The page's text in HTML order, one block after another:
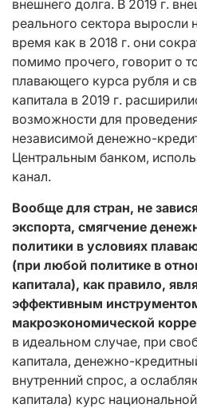
внешнего долга. В 2019 г.
реального сектора выросли
время как в 2018 г. они
помимо прочего, говорит о
плавающего курса рубля и
капитала в 2019 г.
возможности для
независимой денежно-
Центральным банком,
канал.
Вообще для стран, не
экспорта, смягчение
политики в условиях
(при любой политике в
капитала), как правило,
эффективным
макроэкономической
в идеальном случае, при
капитала, денежно-
внутренний спрос, а
капитала) курс